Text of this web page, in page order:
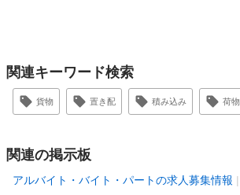
関連キーワード検索
貨物 置き配 積み込み 荷物
関連の掲示板
アルバイト・バイト・パートの求人募集情報